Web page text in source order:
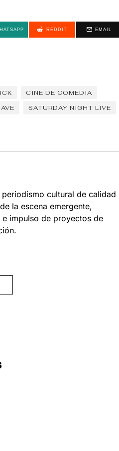
REDDIT EMAIL
CINE DE COMEDIA
SATURDAY NIGHT LIVE
cultural de calidad
la escena emergente,
impulso de proyectos de